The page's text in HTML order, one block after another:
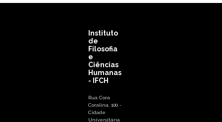
Instituto
de
Filosofia
e
Ciências
Humanas
- IFCH
Rua Cora
Coralina, 100 -
Cidade
Universitária